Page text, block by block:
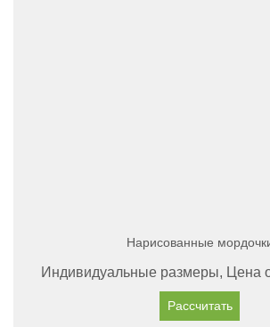
Нарисованные
Индивидуальные размеры, Цена
Рассчитать